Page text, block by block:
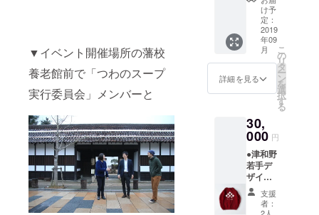
▼イベント開催場所の藩校
養老館前で「つわのスープ
実行委員会」メンバーと
の交換所な
中。
之】
身。1990年
生まれ。大
学在学中に
休学し、株
式会社
FoundignBa
seが縁で
掲載用
のお名
前表記
をお知
らせく
い。
（個人
ネーム
等も可
能で
す）
可否と、掲載用
のお名前表記を
お知らせくださ
い。（個人名、
流日本
一に選
ばれた
高津川
が流れ
る、島
根県津
菜で
す。 ※
イメー
ジで
す。 ※
春夏秋
冬、季
分）」
につい
て レス
トラン
糧で
は、津
和野産
の野菜
レスト
ランを
運営し
ており
ます。
平日は
定食
（1080
け予
定：
2019
年09
月
詳細を見る
こ
の
リ
タ
ー
ン
を
選
択
す
る
30,
000 円
●津和野
若手デ
ザイン
チーム
「クリ
八商
支援
者：